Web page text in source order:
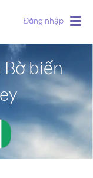
Đăng nhập
biển